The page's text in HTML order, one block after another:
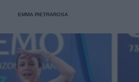
EMMA PIETRAROSA